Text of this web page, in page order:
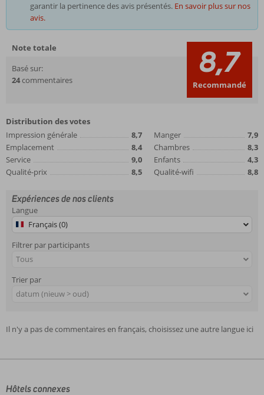
garantir la pertinence des avis présentés. En savoir plus sur nos
avis.
Note totale
Basé sur:
24 commentaires 8,7
Recommandé
Distribution des votes
Impression générale
8,7
Emplacement
8,4
Service
9,0
Qualité-prix
8,5
Manger
7,9
Chambres
8,3
Enfants
4,3
Qualité-wifi
8,8
Expériences de nos clients
Langue
Français (0)
Filtrer par participants
Tous
Trier par
datum (nieuw > oud)
Il n'y a pas de commentaires en français, choisissez une autre langue ici
Hôtels connexes